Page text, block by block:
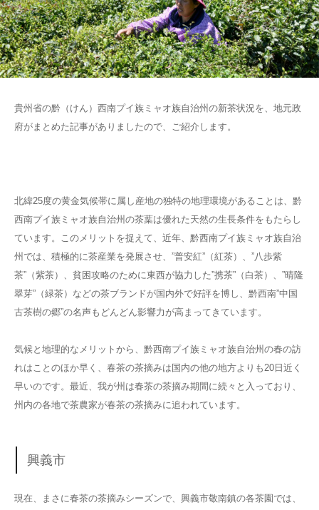
貴州省の黔（けん）西南プイ族ミャオ族自治州の新茶状況を、地元政
府がまとめた記事がありましたので、ご紹介します。
北緯25度の黄金気候帯に属し産地の独特の地理環境があることは、黔
西南プイ族ミャオ族自治州の茶葉は優れた天然の生長条件をもたらし
ています。このメリットを捉えて、近年、黔西南プイ族ミャオ族自治
州では、積極的に茶産業を発展させ、”普安紅”（紅茶）、”八歩紫
茶”（紫茶）、貧困攻略のために東西が協力した”携茶”（白茶）、”晴隆
翠芽”（緑茶）などの茶ブランドが国内外で好評を博し、黔西南”中国
古茶樹の郷”の名声もどんどん影響力が高まってきています。
気候と地理的なメリットから、黔西南プイ族ミャオ族自治州の春の訪
れはことのほか早く、春茶の茶摘みは国内の他の地方よりも20日近く
早いのです。最近、我が州は春茶の茶摘み期間に続々と入っており、
州内の各地で茶農家が春茶の茶摘みに追われています。
興義市
現在、まさに春茶の茶摘みシーズンで、興義市敬南鎮の各茶園では、
Books